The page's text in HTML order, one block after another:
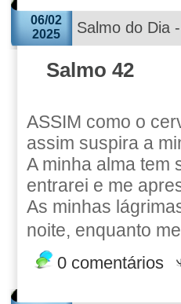
06/02
2025
Salmo do Dia
Salmo 42
ASSIM como o
assim suspira a
A minha alma tem
entrarei e me
As minhas
noite, enquanto
0 comentários